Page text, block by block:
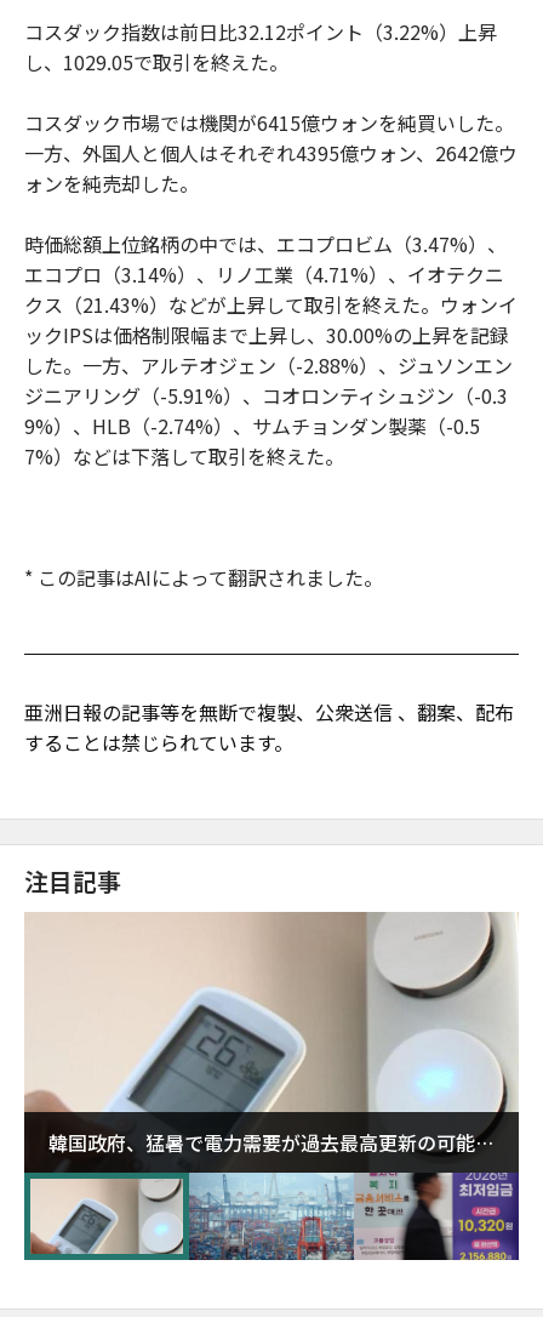
コスダック指数は前日比32.12ポイント（3.22%）上昇
し、1029.05で取引を終えた。
コスダック市場では機関が6415億ウォンを純買いした。
一方、外国人と個人はそれぞれ4395億ウォン、2642億ウ
ォンを純売却した。
時価総額上位銘柄の中では、エコプロビム（3.47%）、
エコプロ（3.14%）、リノ工業（4.71%）、イオテクニ
クス（21.43%）などが上昇して取引を終えた。ウォンイ
ックIPSは価格制限幅まで上昇し、30.00%の上昇を記録
した。一方、アルテオジェン（-2.88%）、ジュソンエン
ジニアリング（-5.91%）、コオロンティシュジン（-0.3
9%）、HLB（-2.74%）、サムチョンダン製薬（-0.5
7%）などは下落して取引を終えた。
* この記事はAIによって翻訳されました。
亜洲日報の記事等を無断で複製、公衆送信 、翻案、配布
することは禁じられています。
注目記事
韓国政府、猛暑で電力需要が過去最高更新の可能性
に需給対応体制を点検